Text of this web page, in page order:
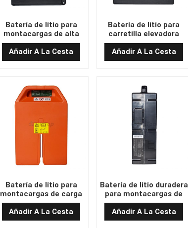
Batería de litio para
montacargas de alta
eficiencia de 24 V y 20
Ah (292 x 238 x 78 Ah)
Añadir A La Cesta
Batería de litio para
carretilla elevadora
inteligente de 24 V y 20
Ah (331 x 79 x 404)
Añadir A La Cesta
Batería de litio para
montacargas de carga
rápida de 24 V y 20 Ah
(247 x 75 x 375)
Añadir A La Cesta
Batería de litio duradera
para montacargas de
46,8 V y 20 Ah (170 x
170 x 550)
Añadir A La Cesta